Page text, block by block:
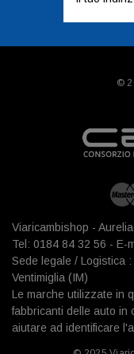
mail
©
Viaricambishop -
Tel: 0184 84 32 56 - E-
Sede legale / Logistica
Ventimiglia (IM)
Le marche utilizzate in
fabbricanti delle auto in
aiutare ad identificare